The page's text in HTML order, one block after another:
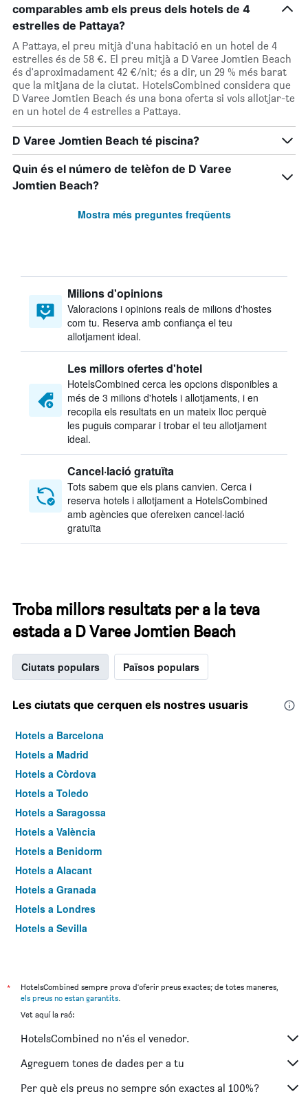
comparables amb els preus dels hotels de 4
estrelles de Pattaya?
A Pattaya, el preu mitjà d'una habitació en un hotel de 4
estrelles és de 58 €. El preu mitjà a D Varee Jomtien Beach
és d'aproximadament 42 €/nit; és a dir, un 29 % més barat
que la mitjana de la ciutat. HotelsCombined considera que
D Varee Jomtien Beach és una bona oferta si vols allotjar-te
en un hotel de 4 estrelles a Pattaya.
D Varee Jomtien Beach té piscina?
Quin és el número de telèfon de D Varee
Jomtien Beach?
Mostra més preguntes freqüents
Milions d'opinions
Valoracions i opinions reals de milions d'hostes
com tu. Reserva amb confiança el teu
allotjament ideal.
Les millors ofertes d'hotel
HotelsCombined cerca les opcions disponibles a
més de 3 milions d'hotels i allotjaments, i en
recopila els resultats en un mateix lloc perquè
les puguis comparar i trobar el teu allotjament
ideal.
Cancel·lació gratuïta
Tots sabem que els plans canvien. Cerca i
reserva hotels i allotjament a HotelsCombined
amb agències que ofereixen cancel·lació
gratuïta
Troba millors resultats per a la teva
estada a D Varee Jomtien Beach
Ciutats populars Països populars
Les ciutats que cerquen els nostres usuaris
Hotels a Barcelona
Hotels a Madrid
Hotels a Còrdova
Hotels a Toledo
Hotels a Saragossa
Hotels a València
Hotels a Benidorm
Hotels a Alacant
Hotels a Granada
Hotels a Londres
Hotels a Sevilla
*
HotelsCombined sempre prova d'oferir preus exactes; de totes maneres,
els preus no estan garantits.
Vet aquí la raó:
HotelsCombined no n'és el venedor.
Agreguem tones de dades per a tu
Per què els preus no sempre són exactes al 100%?